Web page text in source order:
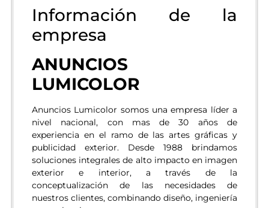
Información de la
empresa
ANUNCIOS
LUMICOLOR​
Anuncios Lumicolor somos una empresa líder a
nivel nacional, con mas de 30 años de
experiencia en el ramo de las artes gráficas y
publicidad exterior. Desde 1988 brindamos
soluciones integrales de alto impacto en imagen
exterior e interior, a través de la
conceptualización de las necesidades de
nuestros clientes, combinando diseño, ingeniería